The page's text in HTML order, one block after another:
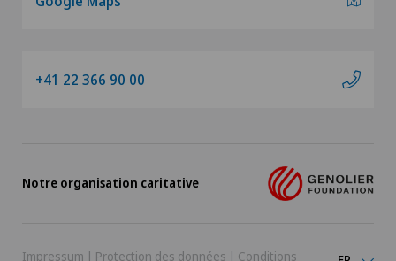
+41 22 366 90 00
Notre organisation caritative
Impressum | Protection des données | Conditions